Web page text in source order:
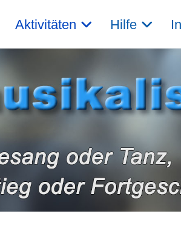
Aktivitäten Hilfe